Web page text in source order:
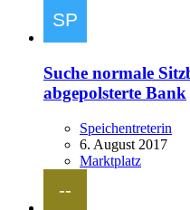
Suche normale
abgepolsterte Bank
Speichentreterin
6. August 2017
Marktplatz